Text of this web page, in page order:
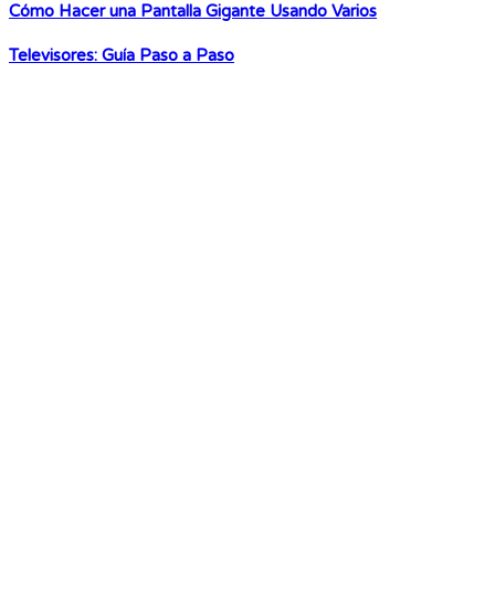
Cómo Hacer una Pantalla Gigante Usando Varios
Televisores: Guía Paso a Paso